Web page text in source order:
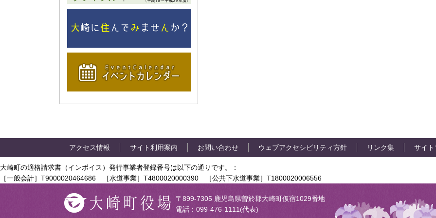
アクセス情報 サイト利用案内 お問い合わせ ウェブアクセシビリティ方針 リンク集 サイ
大崎町の適格請求書（インボイス）発行事業者登録番号は以下の通りです。：
［一般会計］T9000020464686 ［水道事業］T4800020000390 ［公共下水道事業］T1800020006556
〒899-7305 鹿児島県曽於郡大崎町仮宿1029番地
電話：099-476-1111(代表)